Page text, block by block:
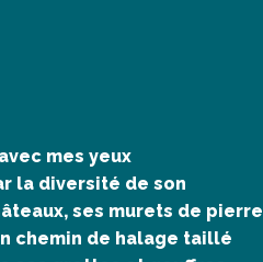
mes yeux
la diversité de son
ses murets de pierre
chemin de halage taillé